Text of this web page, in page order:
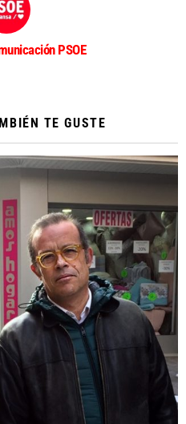
PSOE
TE GUSTE